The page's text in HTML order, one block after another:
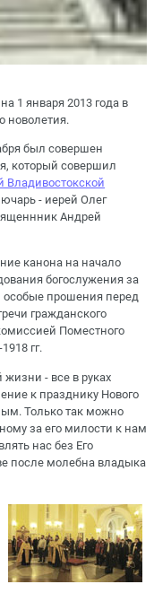
1 января 2013 года в
новолетия.
был совершен
который совершил
Владивостокской
- иерей Олег
Андрей
канона на начало
богослужения за
особые прошения перед
гражданского
Поместного
гг.
- все в руках
к празднику Нового
Только так можно
за его милости к нам
нас без Его
после молебна владыка